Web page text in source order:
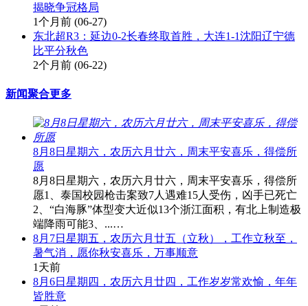
揭晓争冠格局
1个月前 (06-27)
东北超R3：延边0-2长春终取首胜，大连1-1沈阳辽宁德
比平分秋色
2个月前 (06-22)
新闻聚合更多
8月8日星期六，农历六月廿六，周末平安喜乐，得偿所
愿
8月8日星期六，农历六月廿六，周末平安喜乐，得偿所
愿1、泰国校园枪击案致7人遇难15人受伤，凶手已死亡
2、“白海豚”体型变大近似13个浙江面积，有北上制造极
端降雨可能3、...…
8月7日星期五，农历六月廿五（立秋），工作立秋至，
暑气消，愿你秋安喜乐，万事顺意
1天前
8月6日星期四，农历六月廿四，工作岁岁常欢愉，年年
皆胜意